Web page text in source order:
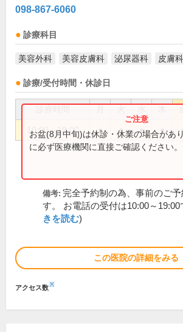
098-867-6060
診療科目
美容外科 美容皮膚科 泌尿器科 皮膚科
診療/受付時間・休診日
10:00～19:00 ● ● ● ● ●
お盆(8月中旬)は休診・休業の場合があ
に必ず医療機関に直接ご確認ください。
備考: 完全予約制の為、事前のご
す。 お電話の受付は10:00～
きを読む)
この医院の詳細をみる
アクセス数※